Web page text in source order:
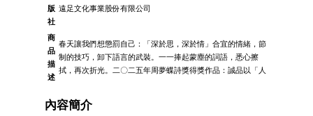
版
社
遠足文化事業股份有限公司
商
品
描
述
春天讓我們想懲罰自己：「深於思，深於情」合宜的情緒，節
制的技巧，卸下語言的武裝。一一捧起蒙塵的詞語，悉心擦
拭，再次折光。二〇二五年周夢蝶詩獎得獎作品：誠品以「人
內容簡介